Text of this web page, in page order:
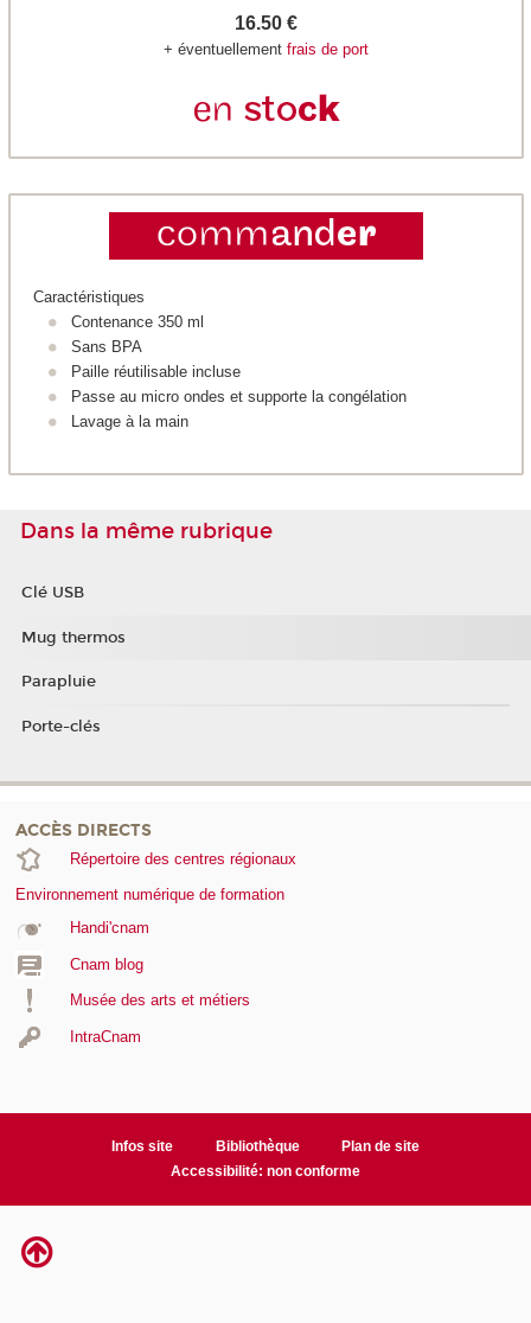
16.50 €
+ éventuellement frais de port
Caractéristiques
Contenance 350 ml
Sans BPA
Paille réutilisable incluse
Passe au micro ondes et supporte la congélation
Lavage à la main
Dans la même rubrique
Clé USB
Mug thermos
Parapluie
Porte-clés
ACCÈS DIRECTS
Répertoire des centres régionaux
Environnement numérique de formation
Handi'cnam
Cnam blog
Musée des arts et métiers
IntraCnam
Infos site Bibliothèque
Plan de site
Accessibilité: non conforme